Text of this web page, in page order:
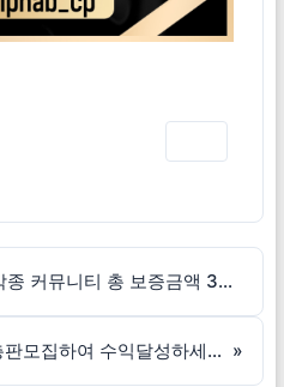
⏹제휴업체⏹ 벳위즈 ⏹ 각종 커뮤니티 총 보증금액 30억 이상 / 무제재!!
⏹제휴업체⏹제휴문의⏹ 총판모집하여 수익달성하세요!! »